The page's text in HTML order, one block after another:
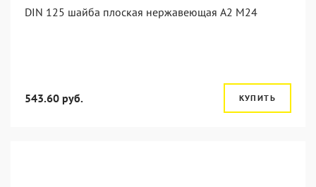
DIN 125 шайба плоская нержавеющая А2 М24
543.60 руб. КУПИТЬ